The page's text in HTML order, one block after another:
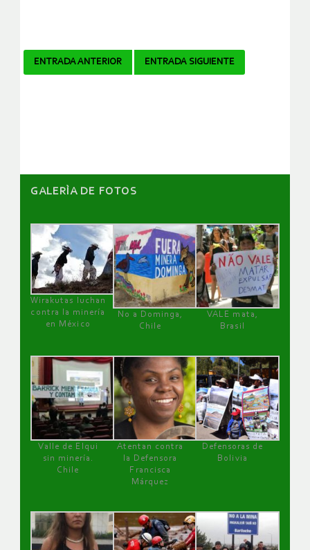
Navegador
ENTRADA ANTERIOR ENTRADA SIGUIENTE
GALERÌA DE FOTOS
Wirakutas luchan
contra la minería
en México
No a Dominga,
Chile
VALE mata,
Brasil
Valle de Elqui
sin minería.
Chile
Atentan contra
la Defensora
Francisca
Márquez
Defensoras de
Bolivia